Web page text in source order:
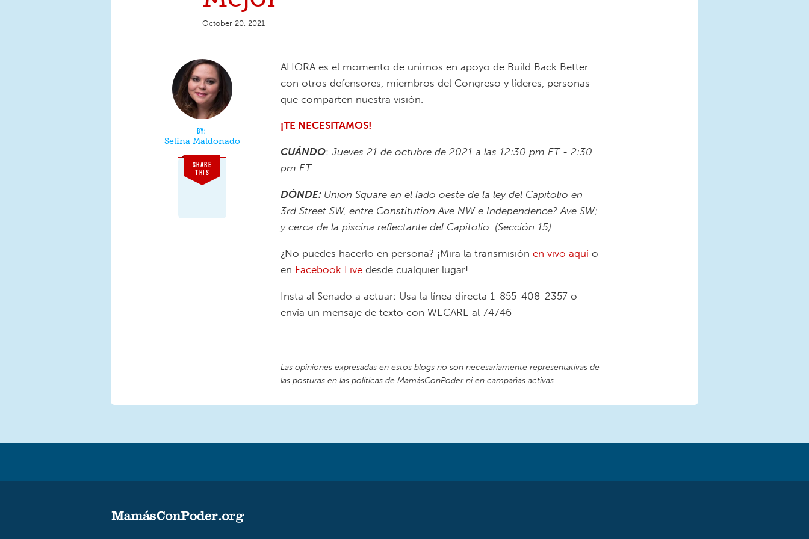
October 20, 2021
Selina Maldonado
SHARE
THIS
AHORA es el momento de unirnos en apoyo de Build Back Better
con otros defensores, miembros del Congreso y líderes, personas
que comparten nuestra visión.
¡TE NECESITAMOS!
CUÁNDO: Jueves 21 de octubre de 2021 a las 12:30 pm ET - 2:30
pm ET
DÓNDE: Union Square en el lado oeste de la ley del Capitolio en
3rd Street SW, entre Constitution Ave NW e Independence? Ave SW;
y cerca de la piscina reflectante del Capitolio. (Sección 15)
¿No puedes hacerlo en persona? ¡Mira la transmisión en vivo aquí o
en Facebook Live desde cualquier lugar!
Insta al Senado a actuar: Usa la línea directa 1-855-408-2357 o
envía un mensaje de texto con WECARE al 74746
Las opiniones expresadas en estos blogs no son necesariamente representativas de
las posturas en las políticas de MamásConPoder ni en campañas activas.